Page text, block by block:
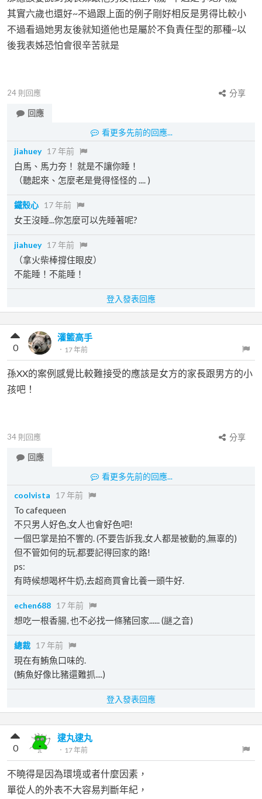
其實六歲也還好~不過跟上面的例子剛好相反是男得比較小
不過看過她男友後就知道他也是屬於不負責任型的那種~以
後我表姊恐怕會很辛苦就是
24 則回應
分享
回應
看更多先前的回應...
jiahuey 17 年前
白馬、馬力夯！ 就是不讓你睡！
（聽起來、怎麼老是覺得怪怪的 .... )
鐵殼心 17 年前
女王沒睡...你怎麼可以先睡著呢?
jiahuey 17 年前
（拿火柴棒撐住眼皮）
不能睡！不能睡！
登入發表回應
灌籃高手
． 17 年前
0
孫XX的案例感覺比較難接受的應該是女方的家長跟男方的小
孩吧！
34 則回應
分享
回應
看更多先前的回應...
coolvista
17 年前
To cafequeen
不只男人好色,女人也會好色吧!
一個巴掌是拍不響的. (不要告訴我,女人都是被動的,無辜的)
但不管如何的玩,都要記得回家的路!
ps:
有時候想喝杯牛奶,去超商買會比養一頭牛好.
echen688 17 年前
想吃一根香腸, 也不必找一條豬回家...... (謎之音)
總裁 17 年前
現在有鮪魚口味的.
(鮪魚好像比豬還難抓....)
登入發表回應
逮丸逮丸
． 17 年前
0
不曉得是因為環境或者什麼因素，
單從人的外表不大容易判斷年紀，